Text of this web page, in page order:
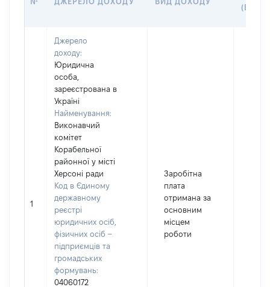
1
Джерело
доходу:
Юридична
особа,
зареєстрована в
Україні
Найменування:
Виконавчий
комітет
Корабельної
районної у місті
Херсоні ради
Код в Єдиному
державному
реєстрі
юридичних осіб,
фізичних осіб –
підприємців та
громадських
формувань:
04060172
Заробітна
плата
отримана за
основним
місцем
роботи